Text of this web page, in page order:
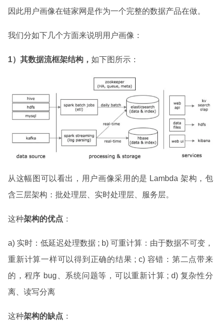
因此用户画像在链家网是作为一个完整的数据产品在做。
我们分如下几个方面来说明用户画像：
1）其数据流框架结构， 如下图所示：
从这幅图可以看出，用户画像采用的是 Lambda 架构，包
含三层架构：批处理层、实时处理层、服务层。
这种架构的优点 ：
a) 实时：低延迟处理数据 ; b) 可重计算：由于数据不可变，
重新计算一样可以得到正确的结果 ; c) 容错：第二点带来
的，程序 bug、系统问题等，可以重新计算 ; d) 复杂性分
离、读写分离
这种架构的缺点 ：